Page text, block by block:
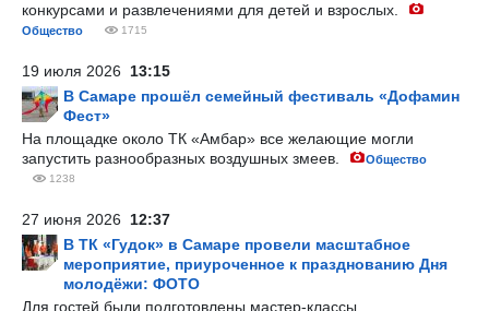
конкурсами и развлечениями для детей и взрослых.
Общество 1715
19 июля 2026 13:15
В Самаре прошёл семейный фестиваль «Дофамин
Фест»
На площадке около ТК «Амбар» все желающие могли
запустить разнообразных воздушных змеев.
Общество
1238
27 июня 2026 12:37
В ТК «Гудок» в Самаре провели масштабное
мероприятие, приуроченное к празднованию Дня
молодёжи: ФОТО
Для гостей были подготовлены мастер-классы,